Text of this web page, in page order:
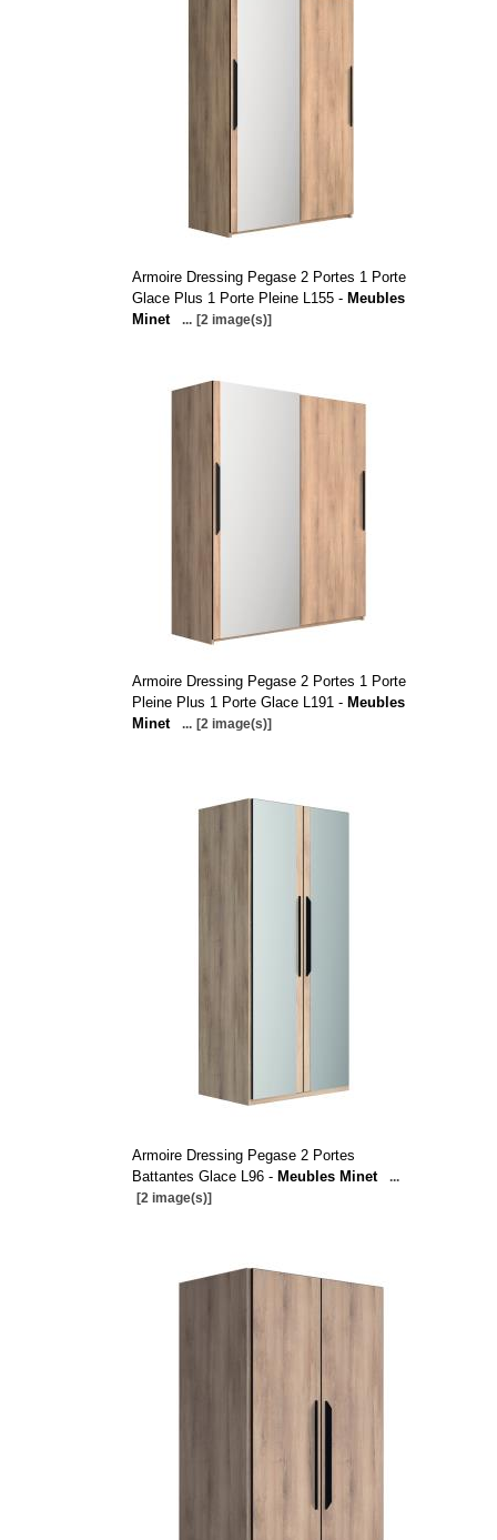
Armoire Dressing Pegase 2 Portes 1 Porte
Glace Plus 1 Porte Pleine L155 - Meubles
Minet
... [2 image(s)]
Armoire Dressing Pegase 2 Portes 1 Porte
Pleine Plus 1 Porte Glace L191 - Meubles
Minet
... [2 image(s)]
Armoire Dressing Pegase 2 Portes
Battantes Glace L96 - Meubles Minet
...
[2 image(s)]